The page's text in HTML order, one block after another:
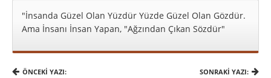
"İnsanda Güzel Olan Yüzdür Yüzde Güzel Olan Gözdür.
Ama İnsanı İnsan Yapan, "Ağzından Çıkan Sözdür"
ÖNCEKI YAZI: SONRAKI YAZI: